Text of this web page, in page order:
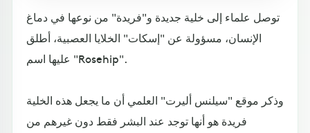
توصل علماء إلى خلية جديدة و"فريدة" من نوعها في دماغ
الإنسان، مسؤولة عن "إسكات" الخلايا العصبية، أطلق
عليها اسم "Rosehip".
وذكر موقع "سيلنس أليرت" العلمي أن ما يجعل هذه الخلية
فريدة هو أنها توجد عند البشر فقط دون غيرهم من